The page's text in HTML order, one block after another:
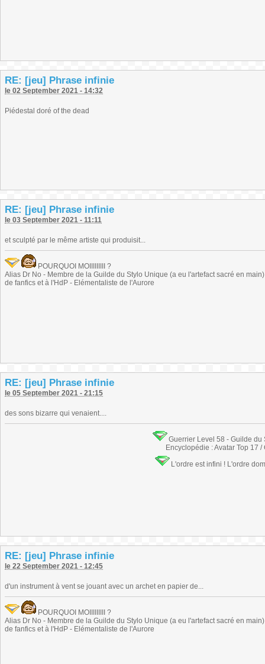
RE: [jeu] Phrase infinie
le 02 September 2021 - 14:32
Piédestal doré of the dead
RE: [jeu] Phrase infinie
le 03 September 2021 - 11:11
et sculpté par le même artiste qui produisit...
POURQUOI MOIIIIIIIII ?
Alias Dr No - Membre de la Guilde du Stylo Unique (a eu l'artefact sacré en
de fanfics et à l'HdP - Elémentaliste de l'Aurore
RE: [jeu] Phrase infinie
le 05 September 2021 - 21:15
des sons bizarre qui venaient....
Guerrier Level 58 - Guilde
Encyclopédie : Avatar Top 17 /
L'ordre est infini ! L'ordre
RE: [jeu] Phrase infinie
le 22 September 2021 - 12:45
d'un instrument à vent se jouant avec un archet en papier de...
POURQUOI MOIIIIIIIII ?
Alias Dr No - Membre de la Guilde du Stylo Unique (a eu l'artefact sacré en
de fanfics et à l'HdP - Elémentaliste de l'Aurore